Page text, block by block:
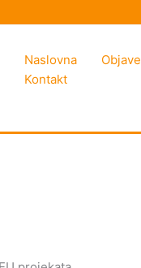
Naslovna Objave
Kontakt